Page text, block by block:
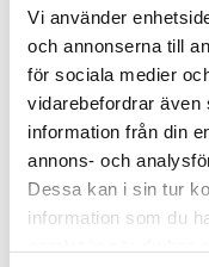
Vi använder
och annonserna till
för sociala medier
vidarebefordrar även
information från din
annons- och
Dessa kan i sin tur
information som du